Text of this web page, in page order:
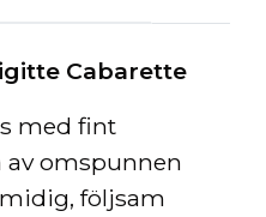
Cabarette
med fint
av omspunnen
följsam